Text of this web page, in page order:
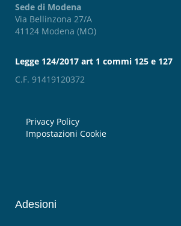
Sede di Modena
Via Bellinzona 27/A
41124 Modena (MO)
Legge 124/2017 art 1 commi 125 e 127
C.F. 91419120372
Privacy Policy
Impostazioni Cookie
Adesioni